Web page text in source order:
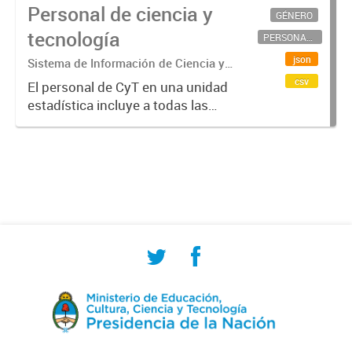
Personal de ciencia y
tecnología
Sistema de Información de Ciencia y
Tecnología Argentino (SICYTAR)
El personal de CyT en una unidad
estadística incluye a todas las
personas involucradas
GÉNERO
PERSONAL CIENTÍFICO-TECNOLÓGICO
json
csv